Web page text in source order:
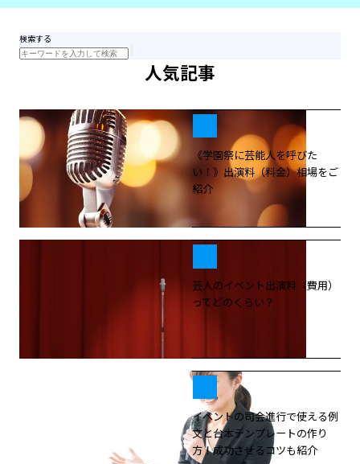
検索する
人気記事
《学園祭に芸能人を呼びた
い！》出演料（料金）相場をご
紹介
芸人のイベント出演料（費用）
ってどのくらい？
イベントの司会進行で使える例
文と台本テンプレートの作り
方！成功させるコツも紹介